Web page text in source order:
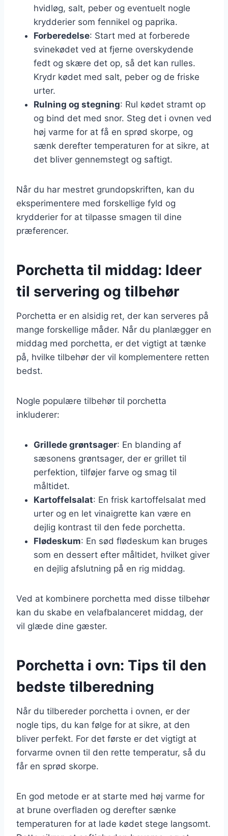
hvidløg, salt, peber og eventuelt nogle
krydderier som fennikel og paprika.
Forberedelse: Start med at forberede
svinekødet ved at fjerne overskydende
fedt og skære det op, så det kan rulles.
Krydr kødet med salt, peber og de friske
urter.
Rulning og stegning: Rul kødet stramt op
og bind det med snor. Steg det i ovnen ved
høj varme for at få en sprød skorpe, og
sænk derefter temperaturen for at sikre, at
det bliver gennemstegt og saftigt.
Når du har mestret grundopskriften, kan du
eksperimentere med forskellige fyld og
krydderier for at tilpasse smagen til dine
præferencer.
Porchetta til middag: Ideer
til servering og tilbehør
Porchetta er en alsidig ret, der kan serveres på
mange forskellige måder. Når du planlægger en
middag med porchetta, er det vigtigt at tænke
på, hvilke tilbehør der vil komplementere retten
bedst.
Nogle populære tilbehør til porchetta
inkluderer:
Grillede grøntsager: En blanding af
sæsonens grøntsager, der er grillet til
perfektion, tilføjer farve og smag til
måltidet.
Kartoffelsalat: En frisk kartoffelsalat med
urter og en let vinaigrette kan være en
dejlig kontrast til den fede porchetta.
Flødeskum: En sød flødeskum kan bruges
som en dessert efter måltidet, hvilket giver
en dejlig afslutning på en rig middag.
Ved at kombinere porchetta med disse tilbehør
kan du skabe en velafbalanceret middag, der
vil glæde dine gæster.
Porchetta i ovn: Tips til den
bedste tilberedning
Når du tilbereder porchetta i ovnen, er der
nogle tips, du kan følge for at sikre, at den
bliver perfekt. For det første er det vigtigt at
forvarme ovnen til den rette temperatur, så du
får en sprød skorpe.
En god metode er at starte med høj varme for
at brune overfladen og derefter sænke
temperaturen for at lade kødet stege langsomt.